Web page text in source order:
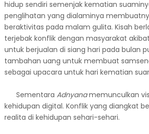
hidup sendiri semenjak kematian
penglihatan yang dialaminya
beraktivitas pada malam gulita. Kisah
terjebak konflik dengan masyarakat
untuk berjualan di siang hari pada bulan
tambahan uang untuk membuat
sebagai upacara untuk hari kematian
Sementara Adnyanamemunculkan
kehidupan digital. Konflik yang diangkat
realita di kehidupan sehari-sehari.